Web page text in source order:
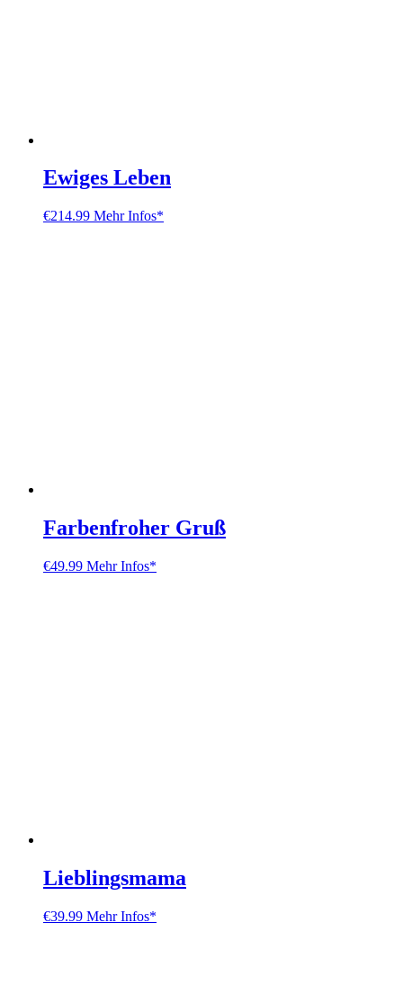
Ewiges Leben
€214.99 Mehr Infos*
Farbenfroher Gruß
€49.99 Mehr Infos*
Lieblingsmama
€39.99 Mehr Infos*